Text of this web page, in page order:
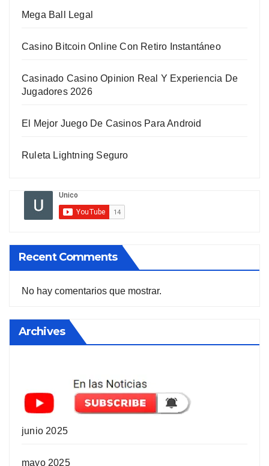
Mega Ball Legal
Casino Bitcoin Online Con Retiro Instantáneo
Casinado Casino Opinion Real Y Experiencia De
Jugadores 2026
El Mejor Juego De Casinos Para Android
Ruleta Lightning Seguro
Recent Comments
No hay comentarios que mostrar.
Archives
junio 2025
mayo 2025